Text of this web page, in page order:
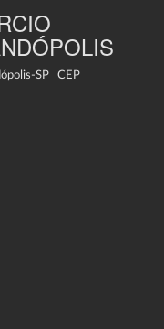
SP CEP